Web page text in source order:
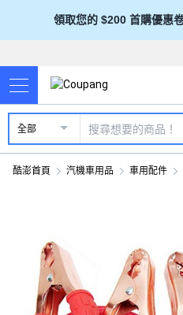
領取您的 $200 首購優惠
全部
酷澎首頁 汽機車用品 車用配件